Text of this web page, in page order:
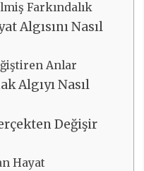
Farkındalık
Algısını Nasıl
Anlar
Algıyı Nasıl
Değişir
Hayat